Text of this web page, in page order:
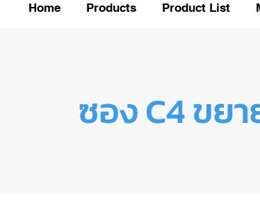
Home Products Product List
ซอง C4 ขย